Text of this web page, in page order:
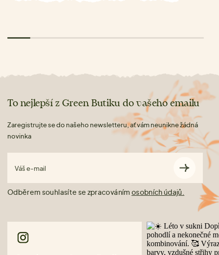
To nejlepší z Green Butiku do vašeho emailu
Zaregistrujte se do našeho newsletteru, ať vám neunikne žádná
novinka
Váš e-mail
Odběrem souhlasíte se zpracováním osobních údajů.